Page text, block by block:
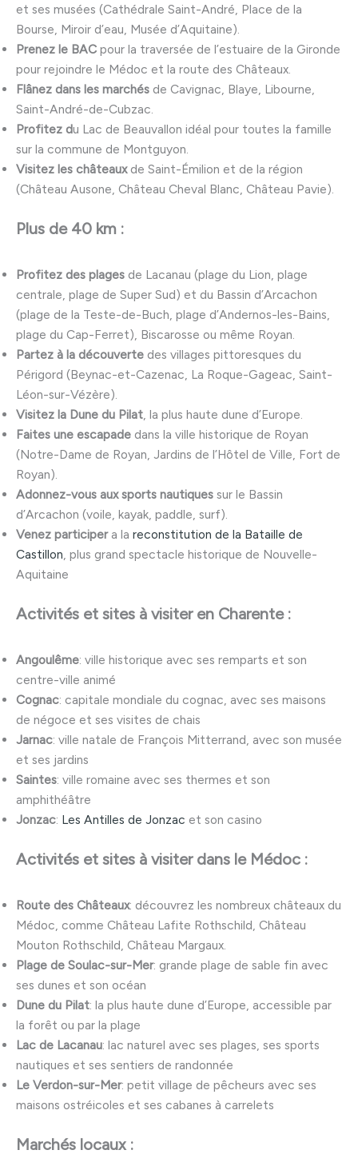
et ses musées (Cathédrale Saint-André, Place de la
Bourse, Miroir d’eau, Musée d’Aquitaine).
Prenez le BAC pour la traversée de l’estuaire de la Gironde
pour rejoindre le Médoc et la route des Châteaux.
Flânez dans les marchés de Cavignac, Blaye, Libourne,
Saint-André-de-Cubzac.
Profitez du Lac de Beauvallon idéal pour toutes la famille
sur la commune de Montguyon.
Visitez les châteauxde Saint-Émilion et de la région
(Château Ausone, Château Cheval Blanc, Château Pavie).
Plus de 40 km :
Profitez des plages de Lacanau (plage du Lion, plage
centrale, plage de Super Sud) et du Bassin d’Arcachon
(plage de la Teste-de-Buch, plage d’Andernos-les-Bains,
plage du Cap-Ferret), Biscarosse ou même Royan.
Partez à la découverte des villages pittoresques du
Périgord (Beynac-et-Cazenac, La Roque-Gageac, Saint-
Léon-sur-Vézère).
Visitez la Dune du Pilat, la plus haute dune d’Europe.
Faites une escapade dans la ville historique de Royan
(Notre-Dame de Royan, Jardins de l’Hôtel de Ville, Fort de
Royan).
Adonnez-vous aux sports nautiques sur le Bassin
d’Arcachon (voile, kayak, paddle, surf).
Venez participera la reconstitution de la Bataille de
Castillon, plus grand spectacle historique de Nouvelle-
Aquitaine
Activités et sites à visiter en Charente :
Angoulême: ville historique avec ses remparts et son
centre-ville animé
Cognac: capitale mondiale du cognac, avec ses maisons
de négoce et ses visites de chais
Jarnac: ville natale de François Mitterrand, avec son musée
et ses jardins
Saintes: ville romaine avec ses thermes et son
amphithéâtre
Jonzac: Les Antilles de Jonzac et son casino
Activités et sites à visiter dans le Médoc :
Route des Châteaux: découvrez les nombreux châteaux du
Médoc, comme Château Lafite Rothschild, Château
Mouton Rothschild, Château Margaux.
Plage de Soulac-sur-Mer: grande plage de sable fin avec
ses dunes et son océan
Dune du Pilat: la plus haute dune d’Europe, accessible par
la forêt ou par la plage
Lac de Lacanau: lac naturel avec ses plages, ses sports
nautiques et ses sentiers de randonnée
Le Verdon-sur-Mer: petit village de pêcheurs avec ses
maisons ostréicoles et ses cabanes à carrelets
Marchés locaux :